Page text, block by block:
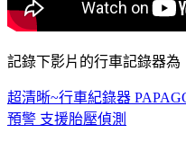
記錄下影片的行車記錄器為
超清晰~行車紀錄器
預警 支援胎壓偵測